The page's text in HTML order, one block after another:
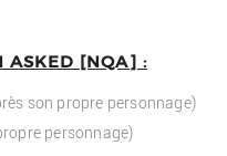
ASKED [NQA] :
son propre personnage)
personnage)